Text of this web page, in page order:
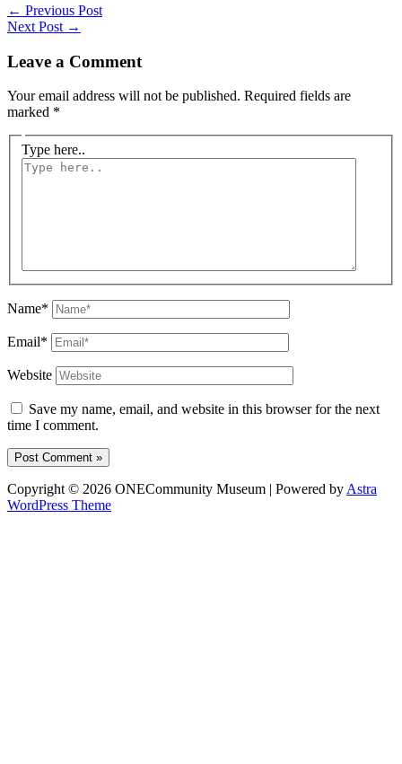
← Previous Post
Next Post →
Leave a Comment
Your email address will not be published. Required fields are
marked *
Type here..
Name*
Email*
Website
Save my name, email, and website in this browser for the next
time I comment.
Copyright © 2026 ONECommunity Museum | Powered by Astra
WordPress Theme